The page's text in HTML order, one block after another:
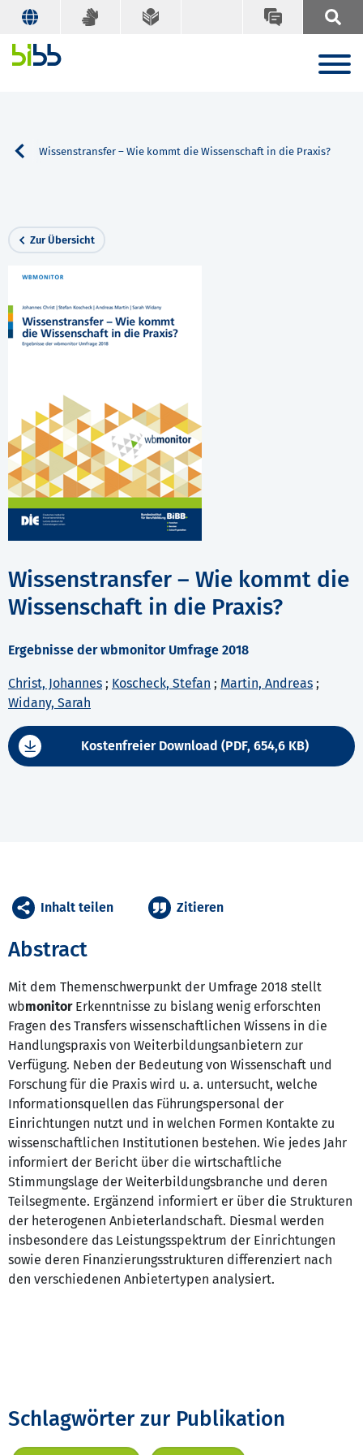
Wissenstransfer – Wie kommt die Wissenschaft in die Praxis?
Zur Übersicht
Wissenstransfer – Wie kommt die
Wissenschaft in die Praxis?
Ergebnisse der wbmonitor Umfrage 2018
Christ, Johannes ; Koscheck, Stefan ; Martin, Andreas ;
Widany, Sarah
Kostenfreier Download (PDF, 654,6 KB)
Abstract
Mit dem Themenschwerpunkt der Umfrage 2018 stellt
wbmonitorErkenntnisse zu bislang wenig erforschten
Fragen des Transfers wissenschaftlichen Wissens in die
Handlungspraxis von Weiterbildungsanbietern zur
Verfügung. Neben der Bedeutung von Wissenschaft und
Forschung für die Praxis wird u. a. untersucht, welche
Informationsquellen das Führungspersonal der
Einrichtungen nutzt und in welchen Formen Kontakte zu
wissenschaftlichen Institutionen bestehen. Wie jedes Jahr
informiert der Bericht über die wirtschaftliche
Stimmungslage der Weiterbildungsbranche und deren
Teilsegmente. Ergänzend informiert er über die Strukturen
der heterogenen Anbieterlandschaft. Diesmal werden
insbesondere das Leistungsspektrum der Einrichtungen
sowie deren Finanzierungsstrukturen differenziert nach
den verschiedenen Anbietertypen analysiert.
Inhalt teilen Zitieren
Schlagwörter zur Publikation